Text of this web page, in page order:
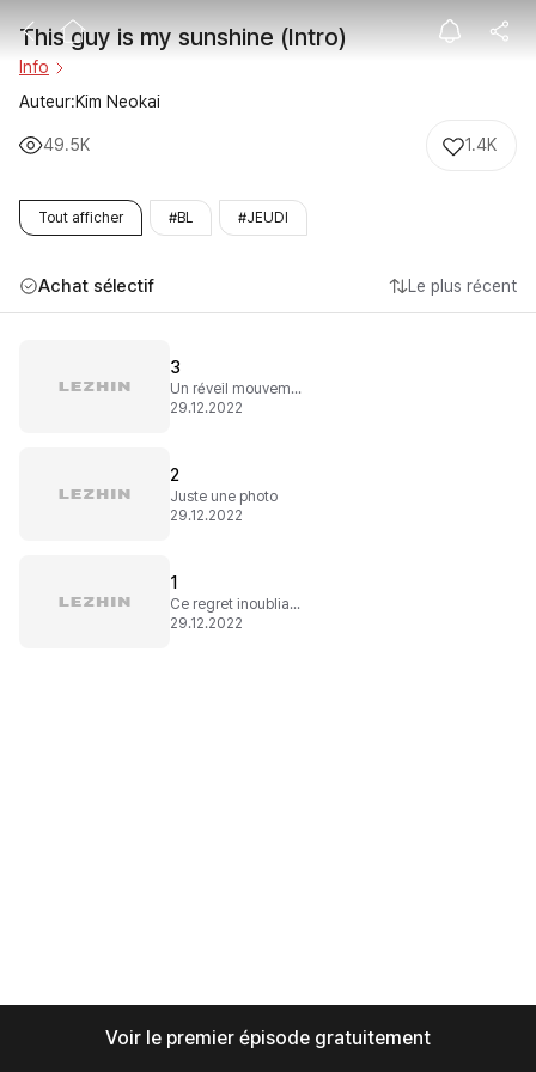
This guy is
This guy is my sunshine (Intro)
Info
Auteur:Kim Neokai
49.5K 1.4K
Tout afficher #BL #JEUDI
Achat sélectif Le plus récent
3
Un réveil mouvementé
29.12.2022
2
Juste une photo
29.12.2022
1
Ce regret inoubliable
29.12.2022
Voir le premier épisode gratuitement